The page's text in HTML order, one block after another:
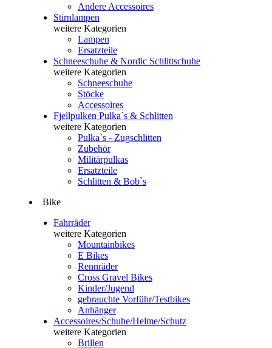
Andere Accessoires
Stirnlampen
weitere Kategorien
Lampen
Ersatzteile
Schneeschuhe & Nordic Schlittschuhe
weitere Kategorien
Schneeschuhe
Stöcke
Accessoires
Fjellpulken Pulka`s & Schlitten
weitere Kategorien
Pulka`s - Zugschlitten
Zubehör
Militärpulkas
Ersatzteile
Schlitten & Bob`s
Bike
Fahrräder
weitere Kategorien
Mountainbikes
E Bikes
Rennräder
Cross Gravel Bikes
Kinder/Jugend
gebrauchte Vorführ/Testbikes
Anhänger
Accessoires/Schuhe/Helme/Schutz
weitere Kategorien
Brillen